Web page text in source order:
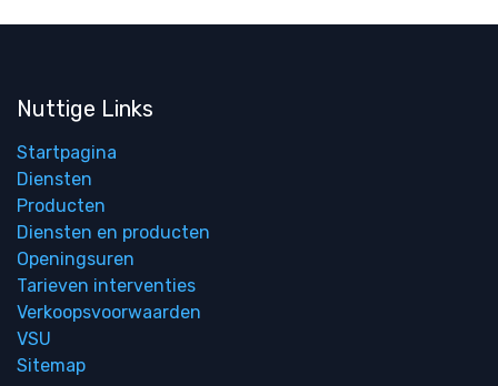
Nuttige Links
Startpagina
Diensten
Producten
Diensten en producten
Openingsuren
Tarieven interventies
Verkoopsvoorwaarden
VSU
Sitemap